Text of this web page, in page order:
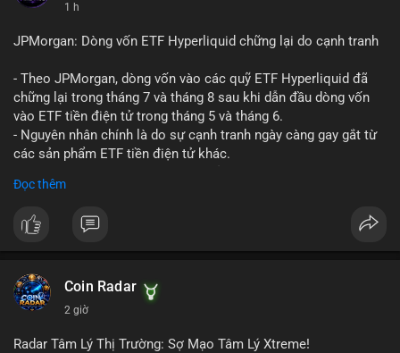
1 h
JPMorgan: Dòng vốn ETF Hyperliquid chững lại do cạnh tranh
- Theo JPMorgan, dòng vốn vào các quỹ ETF Hyperliquid đã
chững lại trong tháng 7 và tháng 8 sau khi dẫn đầu dòng vốn
vào ETF tiền điện tử trong tháng 5 và tháng 6.
- Nguyên nhân chính là do sự cạnh tranh ngày càng gay gắt từ
các sản phẩm ETF tiền điện tử khác.
Hyperliquid có thể đã giảm bớt, ảnh hưởng đến dòng vốn và
- Nhà đầu tư cần theo dõi sát sao diễn biến thị trường và các
yếu tố cạnh tranh để đưa ra quyết định đầu tư hợp lý.
#binancesquare #cryptonews
Đọc thêm
Coin Radar
2 giờ
Radar Tâm Lý Thị Trường: Sợ Mạo Tâm Lý Xtreme!